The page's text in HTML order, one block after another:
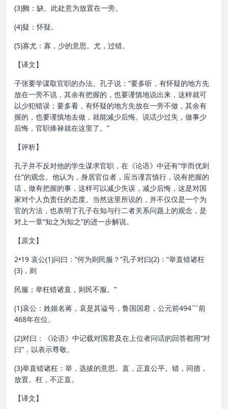
(3)阙：缺。此处意为放置在一旁。
(4)疑：怀疑。
(5)寡尤：寡，少的意思。尤，过错。
【译文】
子张要学谋取官职的办法。孔子说：“要多听，有怀疑的地方先
放在一旁不说，其余有把握的，也要谨慎地说出来，这样就可
以少犯错误；要多看，有怀疑的地方先放在一旁不做，其余有
握的，也要谨慎地去做，就能减少后悔。说话少过失，做事少
后悔，官职俸禄就在这里了。”
【评析】
孔子并不反对他的学生谋求官职，在《论语》中还有“学而优则
仕”的观念。他认为，身居官位者，应当谨言慎行，说有把握的
话，做有把握的事，这样可以减少失误，减少后悔，这是对国
家对个人负责任的态度。当然这里所说的，并不仅仅是一个为
官的方法，也表明了孔子在知与行二者关系问题上的观念，是
对上一章“知之为知之”的进一步解说。
【原文】
2•19 哀公(1)问曰：“何为则民服？”孔子对曰(2)：“举直错诸枉
(3)，则
民服；举枉错诸直，则民不服。”
(1)哀公：姓姬名蒋，哀是其谥号，鲁国国君，公元前494￣前
468年在位。
(2)对曰：《论语》中记载对国君及在上位者问话的回答都用“对
曰”，以表示尊敬。
(3)举直错诸枉：举，选拔的意思。直，正直公平。错，同措，
放置。枉，不正直。
【译文】